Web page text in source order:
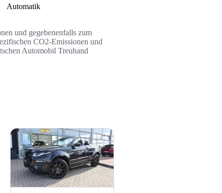
Automatik
und gegebenenfalls zum
CO2-Emissionen und
Automobil Treuhand